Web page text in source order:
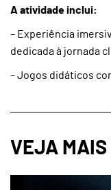
A atividade inclui:
– Experiência
dedicada à jornada
– Jogos didáticos